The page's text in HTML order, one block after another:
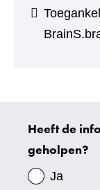
Uw
gegevens
Heeft de
geholpen?
Ja